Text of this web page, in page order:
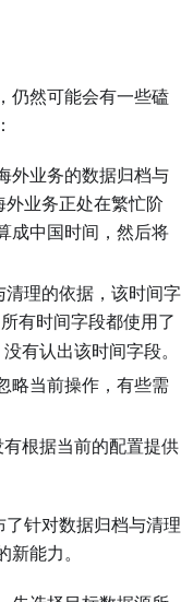
仍然可能会有一些磕
外业务的数据归档与
业务正处在繁忙阶
成中国时间，然后将
理的依据，该时间字
有时间字段都使用了
有认出该时间字段。
略当前操作，有些需
根据当前的配置提供
针对数据归档与清理
能力。